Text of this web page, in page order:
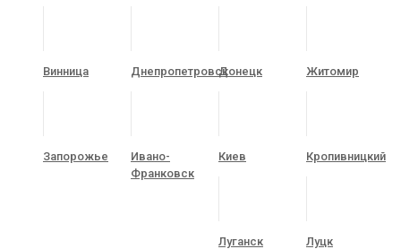
Винница ДнепропетровскДонецк Житомир
Запорожье
Ивано-
Франковск
Киев Кропивницкий
Луганск Луцк